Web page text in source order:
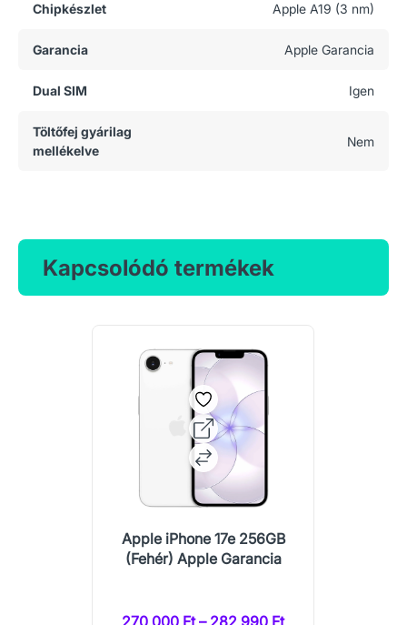
Chipkészlet Apple A19 (3 nm)
Garancia Apple Garancia
Dual SIM Igen
Töltőfej gyárilag
mellékelve
Nem
Kapcsolódó termékek
Apple iPhone 17e 256GB
(Fehér) Apple Garancia